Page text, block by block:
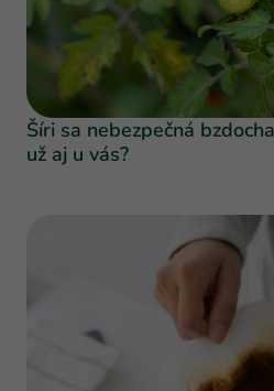
Šíri sa nebezpečná
už aj u vás?